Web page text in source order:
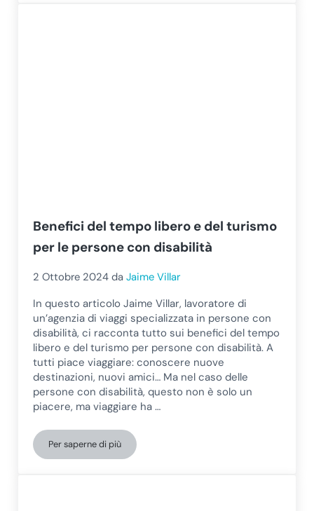
Benefici del tempo libero e del turismo
per le persone con disabilità
2 Ottobre 2024 daJaime Villar
In questo articolo Jaime Villar, lavoratore di
un’agenzia di viaggi specializzata in persone con
disabilità, ci racconta tutto sui benefici del tempo
libero e del turismo per persone con disabilità. A
tutti piace viaggiare: conoscere nuove
destinazioni, nuovi amici… Ma nel caso delle
persone con disabilità, questo non è solo un
piacere, ma viaggiare ha …
Per saperne di piùBenefici del tempo libero e del turismo per le persone